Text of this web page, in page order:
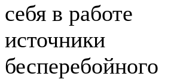
себя в работе
источники
бесперебойного